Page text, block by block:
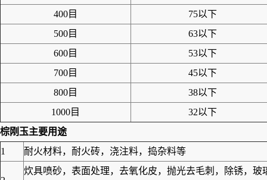
400目
75以下
500目
63以下
600目
53以下
700目
45以下
800目
38以下
1000目
32以下
棕刚玉主要用途
1
耐火材料，耐火砖，浇注料，捣杂料等
炊具喷砂，表面处理，去氧化皮，抛光去毛刺，除锈，